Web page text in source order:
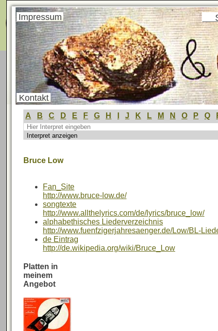
Menü
Impressum
Kontakt
A B C D E F G H J K L M N O P Q
Bruce Low
Fan_Site
http://www.bruce-low.de/
songtexte
http://www.allthelyrics.com/de/lyrics/bruce_low/
alphabethisches Liederverzeichnis
http://www.fuenfzigerjahresaenger.de/Low/BL-
de Eintrag
http://de.wikipedia.org/wiki/Bruce_Low
Platten in
meinem
Angebot